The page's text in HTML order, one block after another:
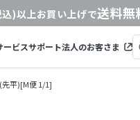
)以上お買い上げで送料無
ービスサポート法人のお客さま
平)[M便 1/1]